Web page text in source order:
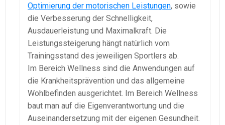
Optimierung der motorischen Leistungen, sowie
die Verbesserung der Schnelligkeit,
Ausdauerleistung und Maximalkraft. Die
Leistungssteigerung hängt natürlich vom
Trainingsstand des jeweiligen Sportlers ab.
Im Bereich Wellness sind die Anwendungen auf
die Krankheitsprävention und das allgemeine
Wohlbefinden ausgerichtet. Im Bereich Wellness
baut man auf die Eigenverantwortung und die
Auseinandersetzung mit der eigenen Gesundheit.